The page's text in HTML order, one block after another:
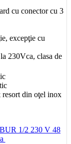
cu conector cu 3
excepţie cu
230Vca, clasa de
din oţel inox
1/2 230 V 48